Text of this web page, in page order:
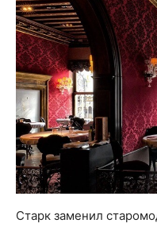
Старк заменил